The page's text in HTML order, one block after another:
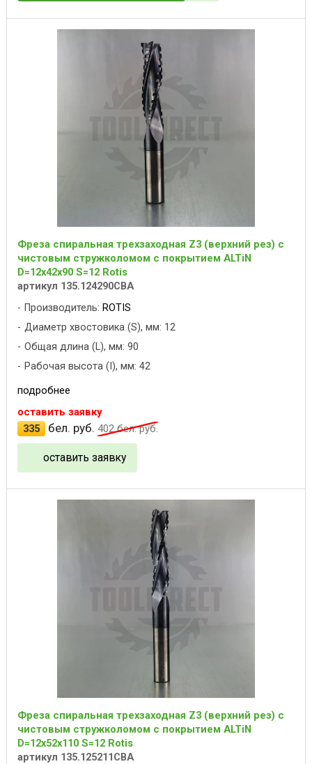
Фреза спиральная трехзаходная Z3 (верхний рез) с
чистовым стружколомом с покрытием ALTiN
D=12x42x90 S=12 Rotis
артикул 135.124290CBA
Производитель: ROTIS
Диаметр хвостовика (S), мм: 12
Общая длина (L), мм: 90
Рабочая высота (I), мм: 42
подробнее
оставить заявку
335
бел. руб. 402бел. руб.
оставить заявку
Фреза спиральная трехзаходная Z3 (верхний рез) с
чистовым стружколомом с покрытием ALTiN
D=12x52x110 S=12 Rotis
артикул 135.125211CBA